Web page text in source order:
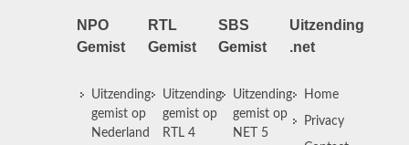
NPO
Gemist
Uitzending
gemist op
Nederland
RTL
Gemist
Uitzending
gemist op
RTL 4
SBS
Gemist
Uitzending
gemist op
NET 5
Uitzending
.net
Home
Privacy